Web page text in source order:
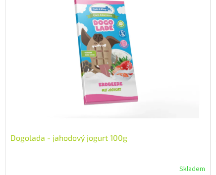
Dogolada - jahodový jogurt 100g
Skladem
Chci se přihlásit
Přečtěte si našeZásady zpracování osobních
údajů